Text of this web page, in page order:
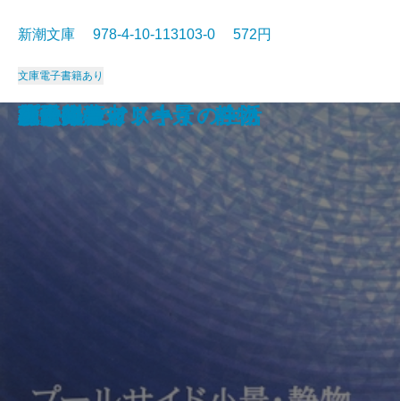
眠狂四郎無頼控〔六〕
日日平安
芽むしり仔撃ち
忍ぶ川
梟の城
海辺の光景
しぶちん
しろばんば
香華
どくとるマンボウ航海記
新潮文庫 978-4-10-113103-0 572円
文庫電子書籍あり
プールサイド小景・静物
おはん
大炊介始末
ドストエフスキイの生活
楢山節考
紀ノ川
蒼き狼
可愛いエミリー
天平の甍
ひかりごけ